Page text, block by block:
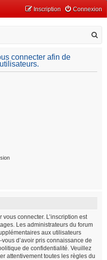
Connexion
Inscription
connecter afin de
connecter. L’inscription est
Les administrateurs du forum
aux utilisateurs
d’avoir pris connaissance de
de confidentialité. Veuillez
attentivement toutes les règles du